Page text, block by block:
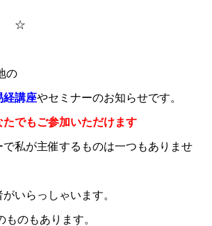
の
経講座やセミナーのお知らせです。
たでもご参加いただけます
私が主催するものは一つもありませ
いらっしゃいます。
のもあります。